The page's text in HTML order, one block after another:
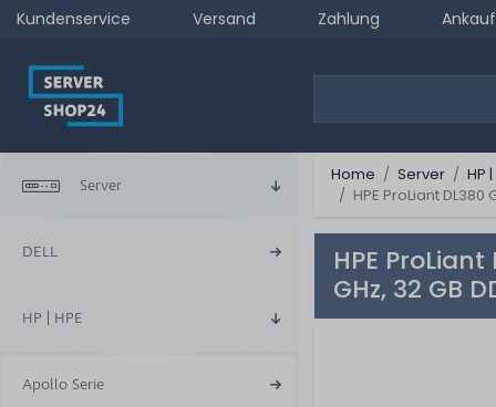
Kundenservice Versand Zahlung Ankauf
Server
DELL
HP | HPE
Apollo Serie
Home Server HP |
HPE ProLiant
HPE
GHz, 32 GB